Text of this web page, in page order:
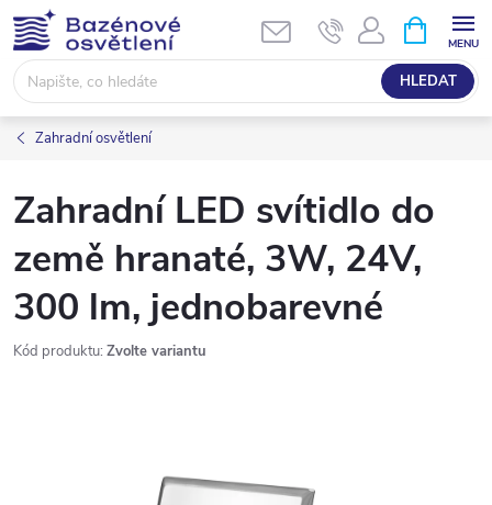
Přejít
na
obsah
HLEDAT
NÁKUPNÍ
KOŠÍK
Zahradní osvětlení
Zahradní LED svítidlo do
země hranaté, 3W, 24V,
300 lm, jednobarevné
Kód produktu: Zvolte variantu